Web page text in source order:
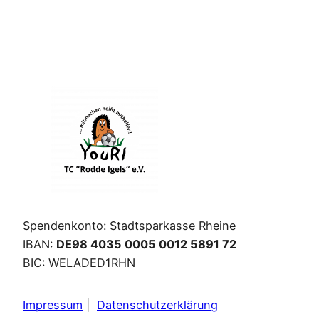
Spendenkonto: Stadtsparkasse Rheine
IBAN: DE98 4035 0005 0012 5891 72
BIC: WELADED1RHN
Impressum Datenschutzerklärung